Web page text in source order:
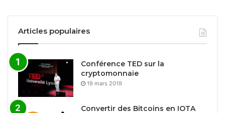
Articles populaires
Conférence TED sur la
cryptomonnaie
19 mars 2019
Convertir des Bitcoins en IOTA